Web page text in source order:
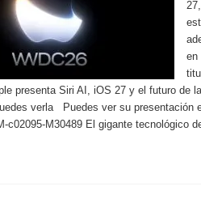
en
presenta Siri AI, iOS 27 y el futuro de
verla Puedes ver su presentación
c02095-M30489 El gigante tecnológico